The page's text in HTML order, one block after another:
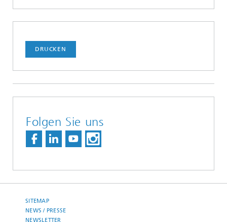
DRUCKEN
Folgen Sie uns
SITEMAP
NEWS / PRESSE
NEWSLETTER